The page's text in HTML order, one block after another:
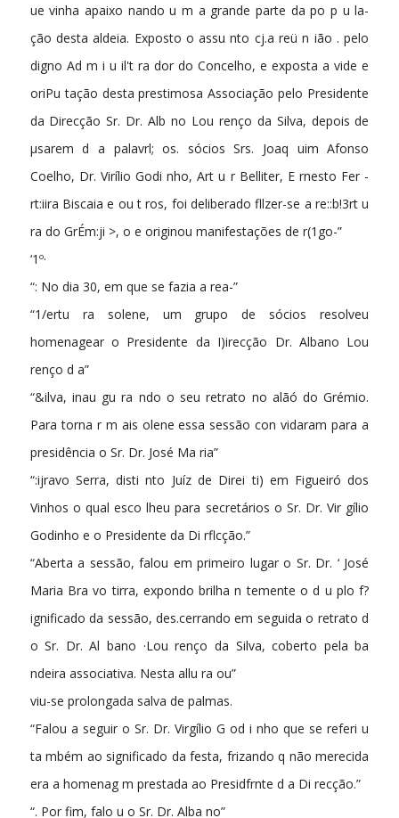
ue vinha apaixo­ nando u m a grande parte da po p u la­
ção desta aldeia. Exposto o assu nto cj.a reü n ião . pelo
digno Ad m i u il't ra dor do Concelho, e exposta a vide e
oriPu­ tação desta prestimosa Associação pelo Presidente
da Direcção Sr. Dr. Alb no Lou renço da Silva, depois de
µsarem d a palavrl; os. sócios Srs. Joaq uim Afonso
Coelho, Dr. Virílio Godi nho, Art u r Belliter, E rnesto Fer ­
rt:iira Biscaia e ou t ros, foi deliberado fllzer-se a re::b!3rt u
ra do GrÉm:ji >, o e originou manifestações de r(1go-”
‘1º·
“: No dia 30, em que se fazia a rea-”
“1/ertu ra solene, um grupo de sócios resolveu
homenagear o Presidente da I)irecção Dr. Albano Lou
renço d a”
“&ilva, inau gu ra ndo o seu retrato no alãó do Grémio.
Para torna r m ais olene essa sessão con vidaram para a
presidência o Sr. Dr. José Ma ria”
“:ijravo Serra, disti nto Juíz de Direi ti) em Figueiró dos
Vinhos o qual esco­ lheu para secretários o Sr. Dr. Vir­ gílio
Godinho e o Presidente da Di­ rflcção.”
“Aberta a sessão, falou em primeiro lugar o Sr. Dr. ‘ José
Maria Bra vo tirra, expondo brilha n temente o d u­ plo f?
ignificado da sessão, des.cerrando em seguida o retrato d
o Sr. Dr. Al­ bano ·Lou renço da Silva, coberto pela ba
ndeira associativa. Nesta allu ra ou­”
viu-se prolongada salva de palmas.
“Falou a seguir o Sr. Dr. Virgílio G od i nho que se referi u
ta mbém ao significado da festa, frizando q não merecida
era a homenag m prestada ao Presidfrnte d a Di recção.”
“. Por fim, falo u o Sr. Dr. Alba no”